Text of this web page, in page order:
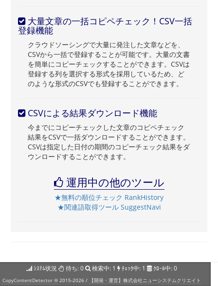
大量文章の一括コピペチェック！CSV一括
登録機能
クラウドソーシングで大量に発注した文章などを、
CSVから一括で登録することが可能です。大量の文書
を簡単にコピーチェックすることができます。CSVは
登録する列を選択する形式を採用しているため、ど
のような形式のCSVでも登録することができます。
CSVによる結果ダウンロード機能
今までにコピーチェックした文章のコピペチェック
結果をCSVで一括ダウンロードすることができます。
CSVは指定した日付の期間のコピーチェック結果をダ
ウンロードすることができます。
運用中の他のツール
★無料の順位チェック RankHistory
★関連語取得ツール SuggestNavi
ｼｽﾃﾑ状況 待ち:0 検索中: 1 ﾁｪｯｸ中: 1 ｸﾛｰﾙ中:0
CopyContentDetector ® 2015-2026 / 【開発・運営】株式会社ニューシステムクリエイト